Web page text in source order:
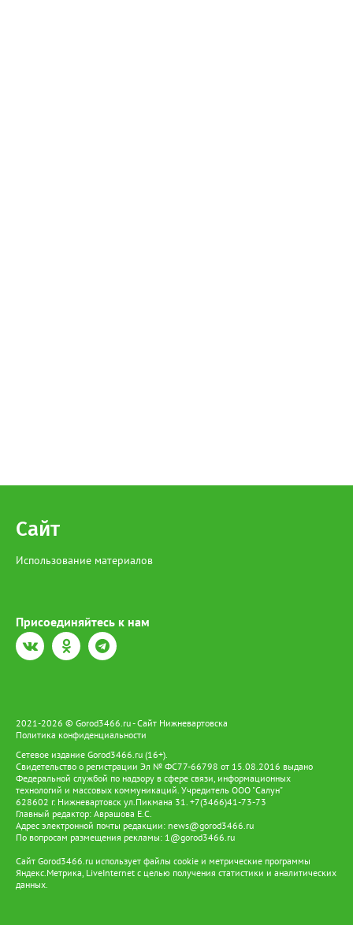
Сайт
Использование материалов
Присоединяйтесь к нам
2021-2026 © Gorod3466.ru - Сайт Нижневартовска
Политика конфиденциальности
Сетевое издание Gorod3466.ru (16+).
Свидетельство о регистрации Эл № ФС77-66798 от 15.08.2016 выдано
Федеральной службой по надзору в сфере связи, информационных
технологий и массовых коммуникаций. Учредитель ООО "Салун"
628602 г. Нижневартовск ул.Пикмана 31. +7(3466)41-73-73
Главный редактор: Аврашова Е.С.
Адрес электронной почты редакции: news@gorod3466.ru
По вопросам размещения рекламы: 1@gorod3466.ru
Сайт Gorod3466.ru использует файлы cookie и метрические программы
Яндекс.Метрика, LiveInternet с целью получения статистики и аналитических
данных.